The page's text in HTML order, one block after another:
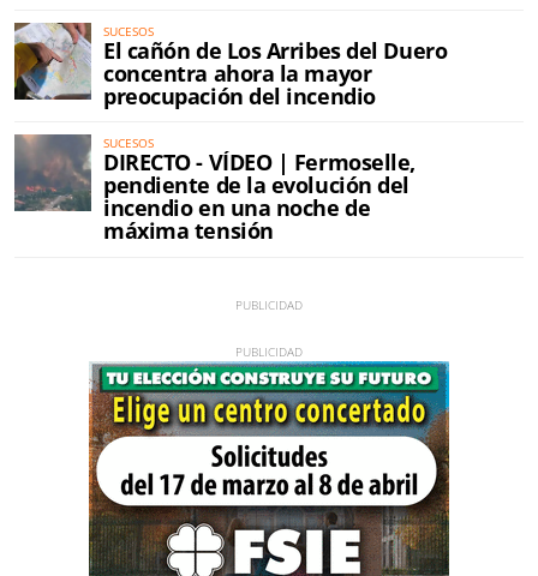
SUCESOS
El cañón de Los Arribes del Duero
concentra ahora la mayor
preocupación del incendio
SUCESOS
DIRECTO - VÍDEO | Fermoselle,
pendiente de la evolución del
incendio en una noche de
máxima tensión